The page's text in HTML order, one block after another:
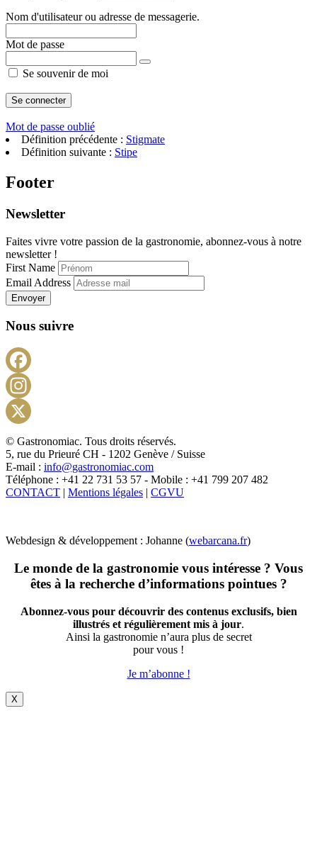
Nom d'utilisateur ou adresse de messagerie.
Mot de passe
Se souvenir de moi
Mot de passe oublié
Définition précédente : Stigmate
Définition suivante : Stipe
Footer
Newsletter
Faites vivre votre passion de la gastronomie, abonnez-vous à notre
newsletter !
First Name
Email Address
Envoyer
Nous suivre
X
© Gastronomiac. Tous droits réservés.
5, rue du Prieuré CH - 1202 Genève / Suisse
E-mail : info@gastronomiac.com
Téléphone : +41 22 731 53 57 - Mobile : +41 799 207 482
CONTACT | Mentions légales | CGVU
Webdesign & développement : Johanne (webarcana.fr)
Le monde de la gastronomie vous intéresse ? Vous
êtes à la recherche d’informations pointues ?
Abonnez-vous pour découvrir des contenus exclusifs, bien
illustrés et régulièrement mis à jour.
Ainsi la gastronomie n’aura plus de secret
pour vous !
Je m’abonne !
X